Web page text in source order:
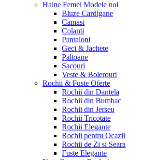
Haine Femei Modele noi
Bluze Cardigane
Camasi
Colanti
Pantaloni
Geci & Jachete
Paltoane
Sacouri
Veste & Bolerouri
Rochii & Fuste Oferte
Rochii din Dantela
Rochii din Bumbac
Rochii din Jerseu
Rochii Tricotate
Rochii Elegante
Rochii pentru Ocazii
Rochii de Zi si Seara
Fuste Elegante